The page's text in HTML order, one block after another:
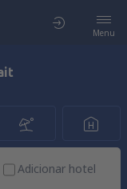
Menu
Adicionar hotel